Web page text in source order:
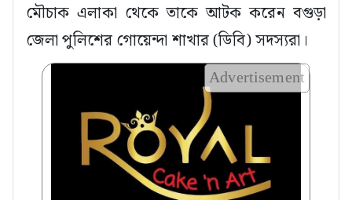
মৌচাক এলাকা থেকে তাকে আটক করেন বগুড়া
জেলা পুলিশের গোয়েন্দা শাখার (ডিবি) সদস্যরা।
Advertisement